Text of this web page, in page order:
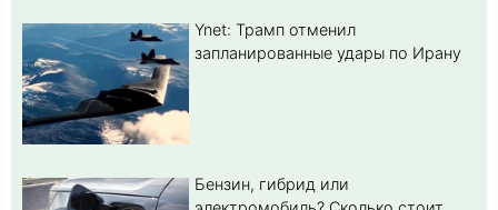
Ynet: Трамп отменил
запланированные удары по Ирану
Бензин, гибрид или